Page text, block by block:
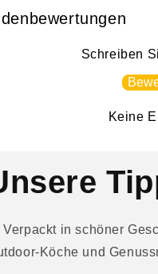
Schreiben
Keine
Verpackt in schöner
Köche und